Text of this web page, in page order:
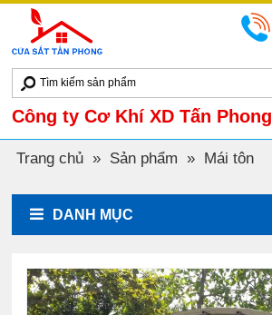
Công ty Cơ Khí XD Tấn Phong
Trang chủ » Sản phẩm » Mái tôn
DANH MỤC